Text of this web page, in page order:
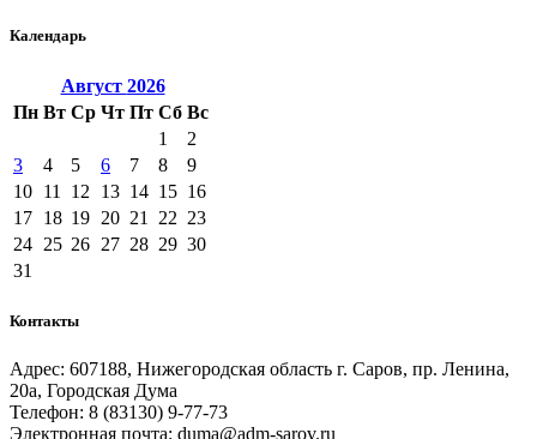
Календарь
Август 2026
Пн Вт Ср Чт Пт Сб Вс
1
2
3
4 5 6 7 8
9
10 11 12 13 14 15 16
17 18 19 20 21 22 23
24 25 26 27 28 29 30
31
Контакты
Адрес: 607188, Нижегородская область г. Саров, пр. Ленина,
20а, Городская Дума
Телефон: 8 (83130) 9-77-73
Электронная почта: duma@adm-sarov.ru